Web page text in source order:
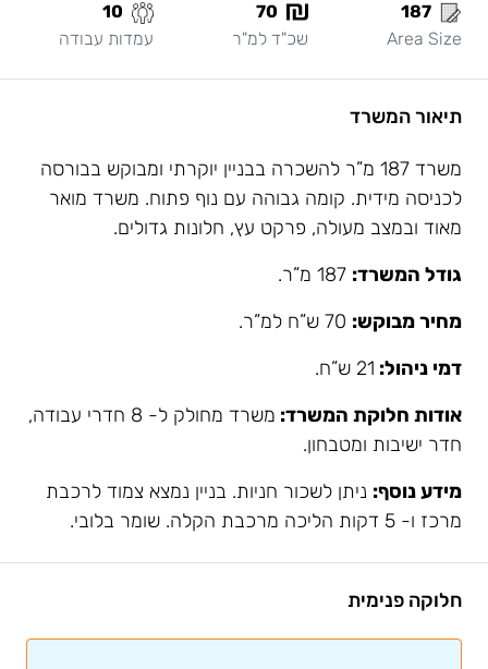
187
Area Size
70
שכ"ד למ"ר
10
עמדות עבודה
תיאור המשרד
משרד 187 מ”ר להשכרה בבניין יוקרתי ומבוקש בבורסה
לכניסה מידית. קומה גבוהה עם נוף פתוח. משרד מואר
מאוד ובמצב מעולה, פרקט עץ, חלונות גדולים.
גודל המשרד:
מחיר מבוקש:
דמי ניהול: 21 ש”ח.
אודות חלוקת המשרד:
משרד מחולק ל- 8 חדרי עבודה,
חדר ישיבות ומטבחון.
מידע נוסף: ניתן לשכור חניות. בניין נמצא צמוד לרכבת
מרכז ו- 5 דקות הליכה מרכבת הקלה. שומר בלובי.
חלוקה פנימית